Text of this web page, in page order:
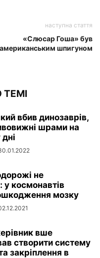
наступна стаття
«Слюсар Гоша» був
американським шпигуном
ТЕМІ
вбив динозаврів,
шрами на
не
у космонавтів
мозку
вше
створити систему
закріплення в